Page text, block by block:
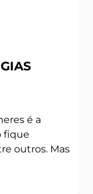
é a
fique
outros. Mas